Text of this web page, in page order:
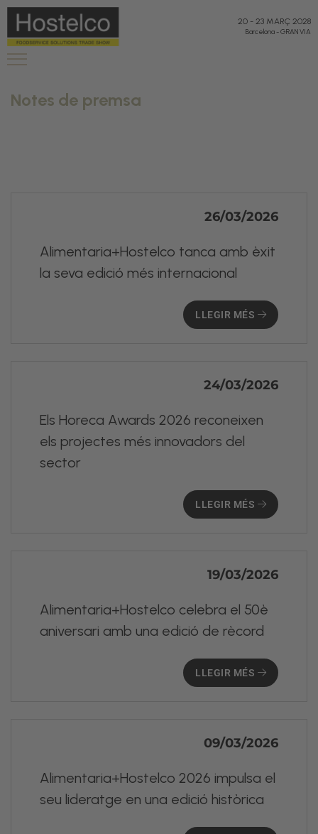
20 - 23 MARÇ 2028
Barcelona-GRAN VIA
Notes de premsa
26/03/2026
Alimentaria+Hostelco tanca amb èxit
la seva edició més internacional
LLEGIR MÉS
24/03/2026
Els Horeca Awards 2026 reconeixen
els projectes més innovadors del
sector
LLEGIR MÉS
19/03/2026
Alimentaria+Hostelco celebra el 50è
aniversari amb una edició de rècord
LLEGIR MÉS
09/03/2026
Alimentaria+Hostelco 2026 impulsa el
seu lideratge en una edició històrica